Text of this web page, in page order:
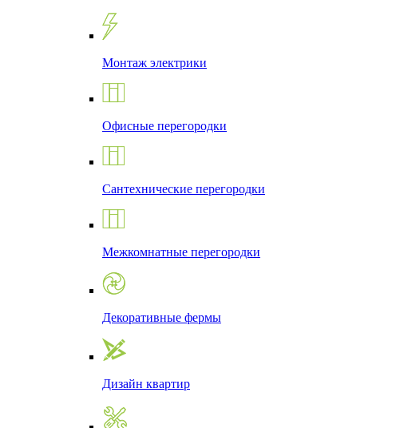
Монтаж электрики
Офисные перегородки
Сантехнические перегородки
Межкомнатные перегородки
Декоративные фермы
Дизайн квартир